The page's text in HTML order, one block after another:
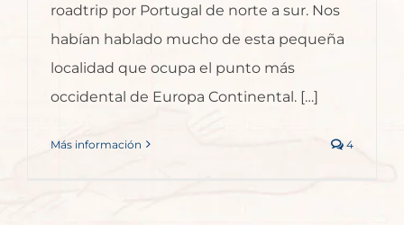
roadtrip por Portugal de norte a sur. Nos
habían hablado mucho de esta pequeña
localidad que ocupa el punto más
occidental de Europa Continental. […]
Más información 4